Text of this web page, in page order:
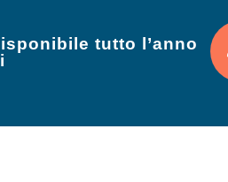
tutto l’anno